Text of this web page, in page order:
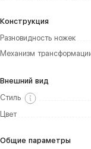
Конструкция
Разновидность ножек
Механизм
Внешний вид
Стиль
Цвет
Общие параметры